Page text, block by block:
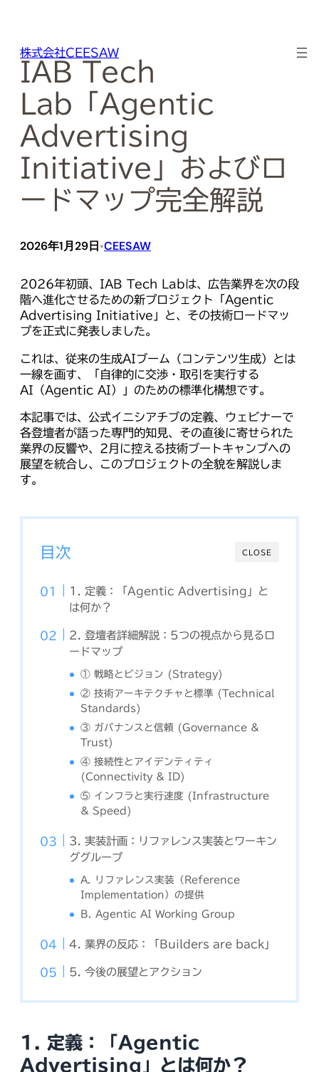
株式会社CEESAW
IAB Tech
Lab「Agentic
Advertising
Initiative」およびロ
ードマップ完全解説
2026年1月29日•CEESAW
2026年初頭、IAB Tech Labは、広告業界を次の段
階へ進化させるための新プロジェクト「Agentic
Advertising Initiative」と、その技術ロードマッ
プを正式に発表しました。
これは、従来の生成AIブーム（コンテンツ生成）とは
一線を画す、「自律的に交渉・取引を実行する
AI（Agentic AI）」のための標準化構想です。
本記事では、公式イニシアチブの定義、ウェビナーで
各登壇者が語った専門的知見、その直後に寄せられた
業界の反響や、2月に控える技術ブートキャンプへの
展望を統合し、このプロジェクトの全貌を解説しま
す。
CLOSE
目次
1. 定義：「Agentic Advertising」と
は何か？
2. 登壇者詳細解説：5つの視点から見るロ
ードマップ
① 戦略とビジョン (Strategy)
② 技術アーキテクチャと標準 (Technical
Standards)
③ ガバナンスと信頼 (Governance &
Trust)
④ 接続性とアイデンティティ
(Connectivity & ID)
⑤ インフラと実行速度 (Infrastructure
& Speed)
3. 実装計画：リファレンス実装とワーキン
ググループ
A. リファレンス実装（Reference
Implementation）の提供
B. Agentic AI Working Group
4. 業界の反応：「Builders are back」
5. 今後の展望とアクション
1. 定義：「Agentic
Advertising」とは何か？